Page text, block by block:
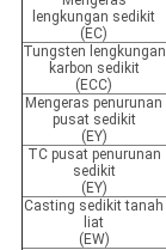
lengkungan sedikit
(EC)
Tungsten lengkungan
karbon sedikit
(ECC)
Mengeras penurunan
pusat sedikit
(EY)
TC pusat penurunan
sedikit
(EY)
Casting sedikit tanah
liat
(EW)